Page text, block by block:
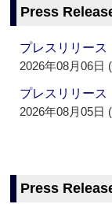
Press
プレスリリー
2026年08月06日
プレスリリー
2026年08月05日
Press